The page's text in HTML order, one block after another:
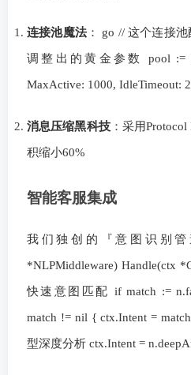
连接池魔法： go // 这个连接
调整出的黄金参数 pool :=
MaxActive: 1000, IdleTimeout:
消息压缩黑科技：采用Protocol
积缩小60%
智能客服集成
我们独创的『意图识别管
*NLPMiddleware) Handle(ctx
快速意图匹配 if match :=
match != nil { ctx.Intent =
型深度分析 ctx.Intent =